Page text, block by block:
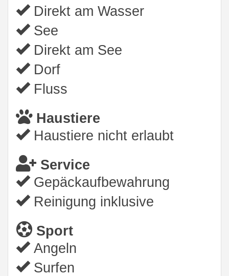
Direkt am Wasser
See
Direkt am See
Dorf
Fluss
Haustiere
Haustiere nicht erlaubt
Service
Gepäckaufbewahrung
Reinigung inklusive
Sport
Angeln
Surfen